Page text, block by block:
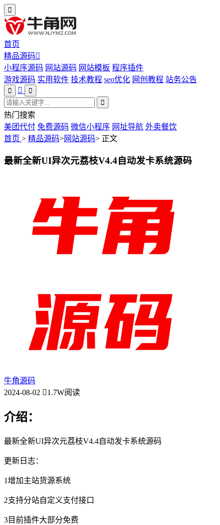
首页
精品源码
小程序源码 网站源码 网站模板 程序插件
游戏源码 实用软件 技术教程 seo优化 网创教程 站务公告
热门搜索
美团代付 免费源码 微信小程序 网址导航 外卖餐饮
首页 > 精品源码>网站源码> 正文
最新全新UI异次元荔枝V4.4自动发卡系统源码
牛角源码
2024-08-02
1.7W阅读
介绍：
最新全新UI异次元荔枝V4.4自动发卡系统源码
更新日志：
1增加主站货源系统
2支持分站自定义支付接口
3目前插件大部分免费